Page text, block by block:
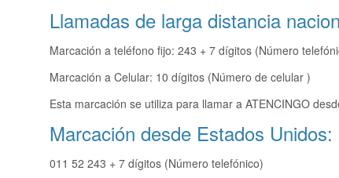
Llamadas de larga distancia
Marcación a teléfono fijo: 243 + 7 dígitos (Número
Marcación a Celular: 10 dígitos (Número de celular )
Esta marcación se utiliza para llamar a ATENCINGO
Marcación desde Estados Unidos:
011 52 243 + 7 dígitos (Número telefónico)